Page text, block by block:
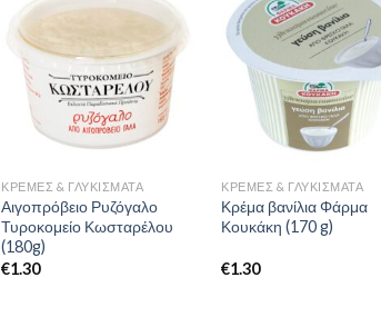
ΚΡΈΜΕΣ & ΓΛΥΚΊΣΜΑΤΑ
Αιγοπρόβειο Ρυζόγαλο
Τυροκομείο Κωσταρέλου
(180g)
€1.30
ΚΡΈΜΕΣ & ΓΛΥΚΊΣΜΑΤΑ
Κρέμα βανίλια Φάρμα
Κουκάκη (170 g)
€1.30